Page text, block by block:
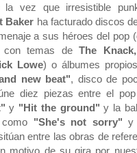
la vez que irresistible
Baker ha facturado discos
a sus héroes del pop
con temas deThe
Lowe) o álbumes
new beat", disco de
diez piezas entre el
y "Hit the ground" y la
"She's not sorry"y
entre las obras de